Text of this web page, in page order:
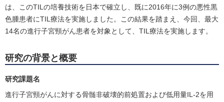
は、このTILの培養技術を日本で確立し、既に2016年に3例の悪性黒
色腫患者にTIL療法を実施しました。この結果を踏まえ、今回、最大
14名の進行子宮頸がん患者を対象として、TIL療法を実施します。
研究の背景と概要
研究課題名
進行子宮頸がんに対する骨髄非破壊的前処置および低用量IL-2を用